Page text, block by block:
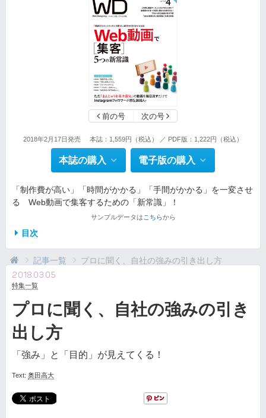
前の号 次の号
2018年2月17日発売 本誌：1,559円（税込） ／ PDF版：1,222円（税込）
本誌の購入 電子版の購入
「制作費が高い」「時間がかかる」「手間がかかる」を一変させ
る Web動画で集客するための「新常識」！
サンプルデータは こちらから
目次
記事一覧 プロに聞く、自社の強みの引き出し方
2018.03.05
特集一覧
プロに聞く、自社の強みの引き
出し方
「強み」と「目的」が見えてくる！
Text: 奥田高大